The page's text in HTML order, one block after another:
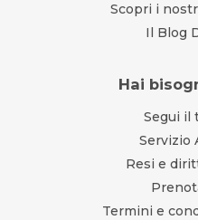
Scopri i
Il Blog
Hai
Segui il
Servizio
Resi e
Termini e